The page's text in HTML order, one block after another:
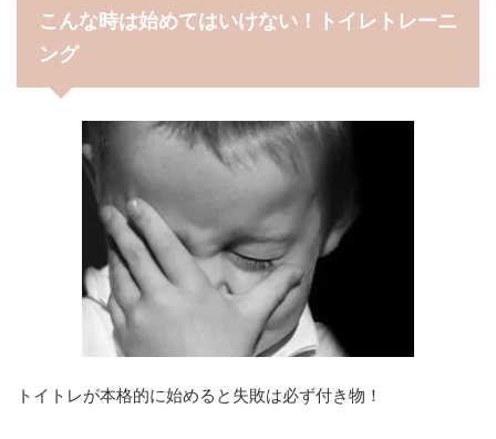
こんな時は始めてはいけない！トイレトレーニ
ング
トイトレが本格的に始めると失敗は必ず付き物！